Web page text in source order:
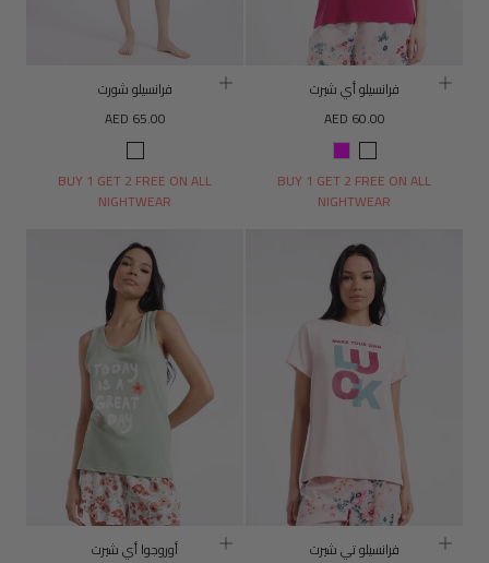
فرانسيلو أي شيرت
السعر
العادي
AED 60.00
القرنفل
فوشيا
BUY 1 GET 2 FREE ON ALL
NIGHTWEAR
فرانسيلو شورت
السعر
AED 65.00
طبعة
فرانسیلو
BUY 1 GET 2 FREE ON ALL
NIGHTWEAR
فرانسيلو تي شيرت
أوروجوا أي شيرت